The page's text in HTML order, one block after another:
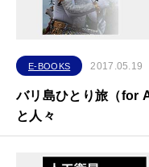
E-BOOKS 2017.05.19
バリ島ひとり旅（for
と人々